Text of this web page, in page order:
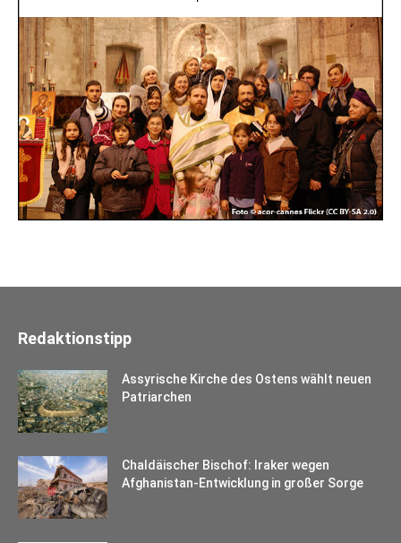
Redaktionstipp
Assyrische Kirche des Ostens wählt neuen
Patriarchen
Chaldäischer Bischof: Iraker wegen
Afghanistan-Entwicklung in großer Sorge